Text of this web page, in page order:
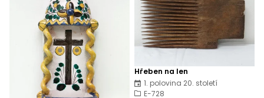
Hřeben na len
1. polovina 20. století
E-728